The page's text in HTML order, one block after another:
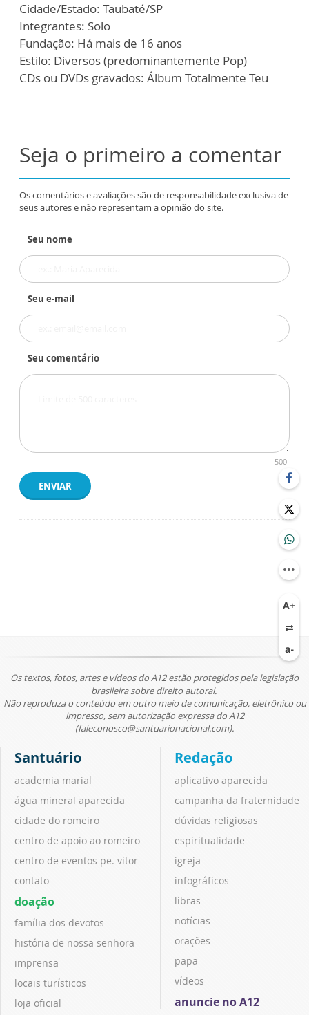
Cidade/Estado: Taubaté/SP
Integrantes: Solo
Fundação: Há mais de 16 anos
Estilo: Diversos (predominantemente Pop)
CDs ou DVDs gravados: Álbum Totalmente Teu
Seja o primeiro a comentar
Os comentários e avaliações são de responsabilidade exclusiva de
seus autores e não representam a opinião do site.
Seu nome
Seu e-mail
Seu comentário
500
ENVIAR
Os textos, fotos, artes e vídeos do A12 estão protegidos pela legislação
brasileira sobre direito autoral.
Não reproduza o conteúdo em outro meio de comunicação, eletrônico ou
impresso, sem autorização expressa do A12
(faleconosco@santuarionacional.com).
Santuário
academia marial
água mineral aparecida
cidade do romeiro
centro de apoio ao romeiro
centro de eventos pe. vitor
contato
doação
família dos devotos
história de nossa senhora
imprensa
locais turísticos
loja oficial
Redação
aplicativo aparecida
campanha da fraternidade
dúvidas religiosas
espiritualidade
igreja
infográficos
libras
notícias
orações
papa
vídeos
anuncie no A12